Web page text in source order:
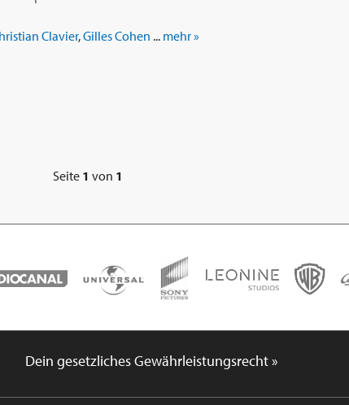
Clavier,Gilles Cohen ... mehr »
Seite 1 von 1
Dein gesetzliches Gewährleistungsrecht »